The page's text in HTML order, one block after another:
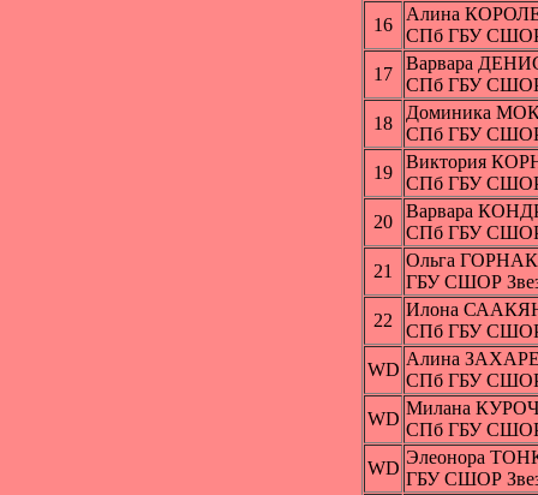
16
Алина
СПб ГБУ
17
Варвара
СПб ГБУ
18
Доминика
СПб ГБУ
19
Виктория
СПб ГБУ
20
Варвара
СПб ГБУ
21
Ольга ГОРНАК
ГБУ СШОР
22
Илона
СПб ГБУ
WD
Алина
СПб ГБУ
WD
Милана
СПб ГБУ
WD
Элеонора
ГБУ СШОР